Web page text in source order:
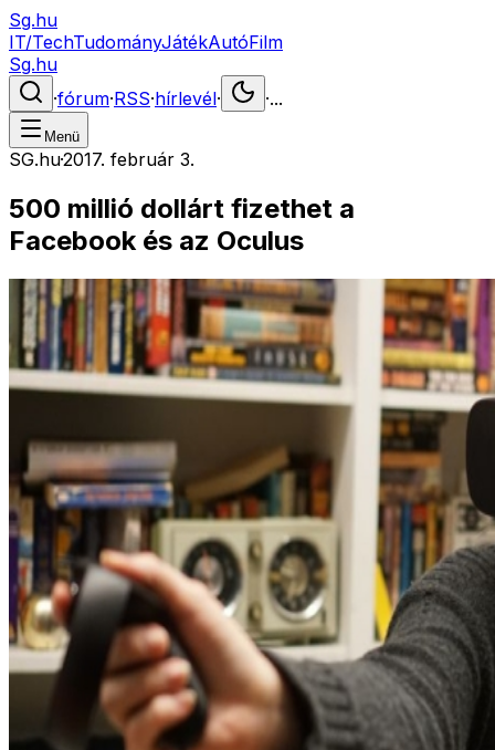
Sg.hu
IT/TechTudományJátékAutóFilm
Sg.hu
·fórum·RSS·hírlevél· ·...
Menü
SG.hu·2017. február 3.
500 millió dollárt fizethet a
Facebook és az Oculus